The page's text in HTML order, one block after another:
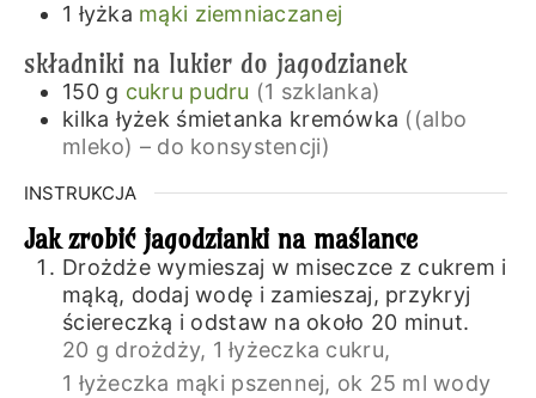
1 łyżka mąki ziemniaczanej
składniki na lukier do jagodzianek
150 g cukru pudru (1 szklanka)
kilka łyżek śmietanka kremówka ((albo
mleko) – do konsystencji)
INSTRUKCJA
Jak zrobić jagodzianki na maślance
Drożdże wymieszaj w miseczce z cukrem i
mąką, dodaj wodę i zamieszaj, przykryj
ściereczką i odstaw na około 20 minut.
20 g drożdży, 1 łyżeczka cukru,
1 łyżeczka mąki pszennej, ok 25 ml wody